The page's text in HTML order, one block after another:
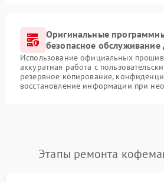
Оригинальные
безопасное
Использование официальных
аккуратная работа с
резервное копирование,
восстановление информации при
Этапы ремонта